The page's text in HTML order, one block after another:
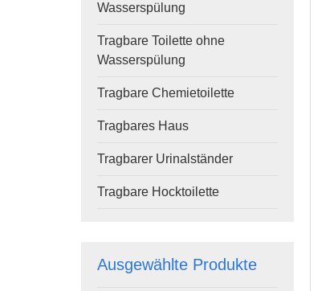
Wasserspülung
Tragbare Toilette ohne
Wasserspülung
Tragbare Chemietoilette
Tragbares Haus
Tragbarer Urinalständer
Tragbare Hocktoilette
Ausgewählte Produkte